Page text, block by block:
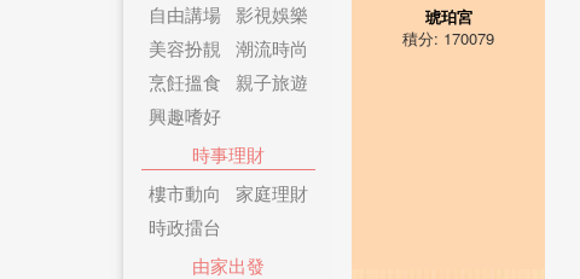
自由講場 影視娛樂
美容扮靚
潮流時尚
烹飪搵食
親子旅遊
興趣嗜好
時事理財
樓市動向
家庭理財
時政擂台
由家出發
琥珀宮
積分: 170079